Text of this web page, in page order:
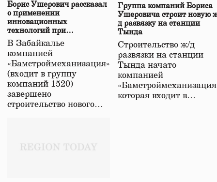
Борис Ушерович рассказал
о применении
инновационных
технологий при
строительстве нового моста
в Забайкалье
В Забайкалье
компанией
«Бамстроймеханизация»
(входит в группу
компаний 1520)
завершено
строительство нового…
Группа компаний Бориса
Ушеровича строит новую
д развязку на станции
Тында
Строительство ж/д
развязки на станции
Тында начато
компанией
которая входит в…